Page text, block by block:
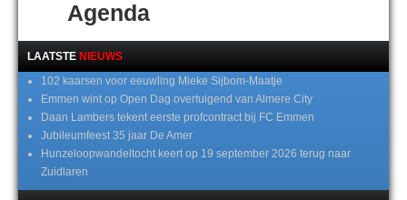
Agenda
LAATSTE NIEUWS
102 kaarsen voor eeuwling Mieke Sijbom-Maatje
Emmen wint op Open Dag overtuigend van Almere City
Daan Lambers tekent eerste profcontract bij FC Emmen
Jubileumfeest 35 jaar De Amer
Hunzeloopwandeltocht keert op 19 september 2026 terug naar
Zuidlaren